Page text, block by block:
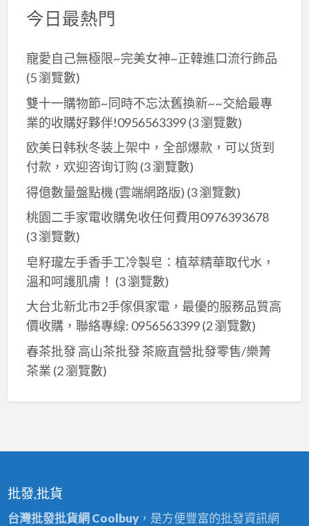
今日最熱門
寵愛自己無極限~完美女神~正韓進口流行飾品
(5 瀏覽數)
雙十一購物節~同時不忘汰舊換新~~交給最專
業的收購好夥伴!0956563399(3 瀏覽數)
欧美日韩秋冬装上架中，全部爆款，可以货到
付款，欢迎咨询订购 (3 瀏覽數)
得億數量盤點機 (雲端網路版) (3 瀏覽數)
桃園二手家電收購免收任何費用0976393678
(3 瀏覽數)
皂籽瓏左手香手工冷製皂：植萃精華取代水，
溫和呵護肌膚！ (3 瀏覽數)
大台北新北市2手傢俱家電，最優的服務品質高
價收購，聯絡專線: 0956563399(2 瀏覽數)
春茶批發 高山茶批發 茶廠直營批發零售/樂菁
茶業 (2 瀏覽數)
批發,批貨
台灣批發批貨網 Coolbuy，是方便豐富的批發資訊網